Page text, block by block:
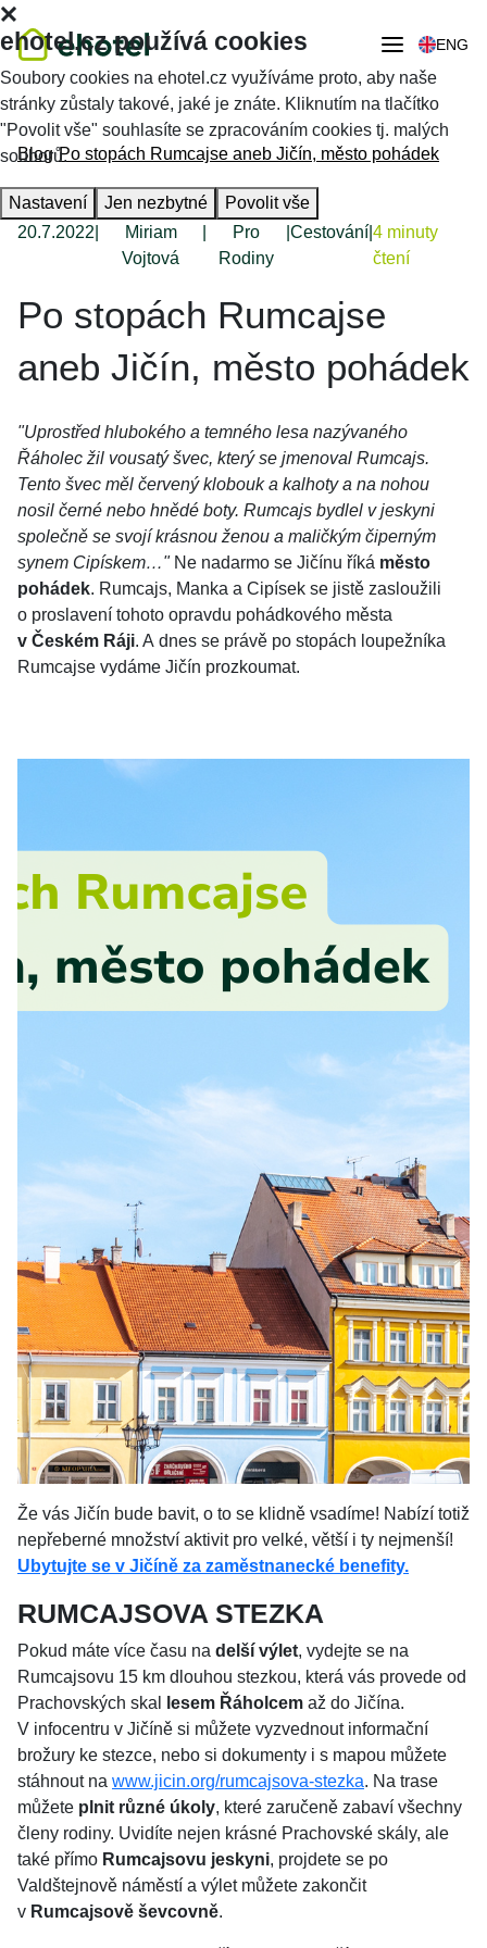
ENG
Blog Po stopách Rumcajse aneb Jičín, město pohádek
20.7.2022
Miriam
Vojtová
Pro
Rodiny
|Cestování |4 minuty
čtení
Po stopách Rumcajse
aneb Jičín, město pohádek
"Uprostřed hlubokého a temného lesa nazývaného
Řáholec žil vousatý švec, který se jmenoval Rumcajs.
Tento švec měl červený klobouk a kalhoty a na nohou
nosil černé nebo hnědé boty. Rumcajs bydlel v jeskyni
společně se svojí krásnou ženou a maličkým čiperným
synem Cipískem…"Ne nadarmo se Jičínu říká město
pohádek. Rumcajs, Manka a Cipísek se jistě zasloužili
o proslavení tohoto opravdu pohádkového města
v Českém Ráji. A dnes se právě po stopách loupežníka
Rumcajse vydáme Jičín prozkoumat.
Že vás Jičín bude bavit, o to se klidně vsadíme! Nabízí totiž
nepřeberné množství aktivit pro velké, větší i ty nejmenší!
Ubytujte se v Jičíně za zaměstnanecké benefity.
RUMCAJSOVA STEZKA
Pokud máte více času na delší výlet, vydejte se na
Rumcajsovu 15 km dlouhou stezkou, která vás provede od
Prachovských skal
lesem Řáholcem až do Jičína.
V infocentru v Jičíně si můžete vyzvednout informační
brožury ke stezce, nebo si dokumenty i s mapou můžete
stáhnout na www.jicin.org/rumcajsova-stezka. Na trase
můžete plnit různé úkoly, které zaručeně zabaví všechny
členy rodiny. Uvidíte nejen krásné Prachovské skály, ale
také přímo Rumcajsovu jeskyni, projdete se po
Valdštejnově náměstí a výlet můžete zakončit
v Rumcajsově ševcovně.
ehotel.cz používá cookies
Soubory cookies na ehotel.cz využíváme proto, aby naše
stránky zůstaly takové, jaké je znáte. Kliknutím na tlačítko
"Povolit vše" souhlasíte se zpracováním cookies tj. malých
souborů.
Nastavení Jen nezbytné Povolit vše